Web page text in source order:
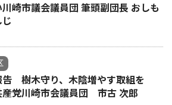
川崎市議会議員団 筆頭副団長 おしも
じ
告 樹木守り、木陰増やす取組を
産党川崎市会議員団 市古 次郎